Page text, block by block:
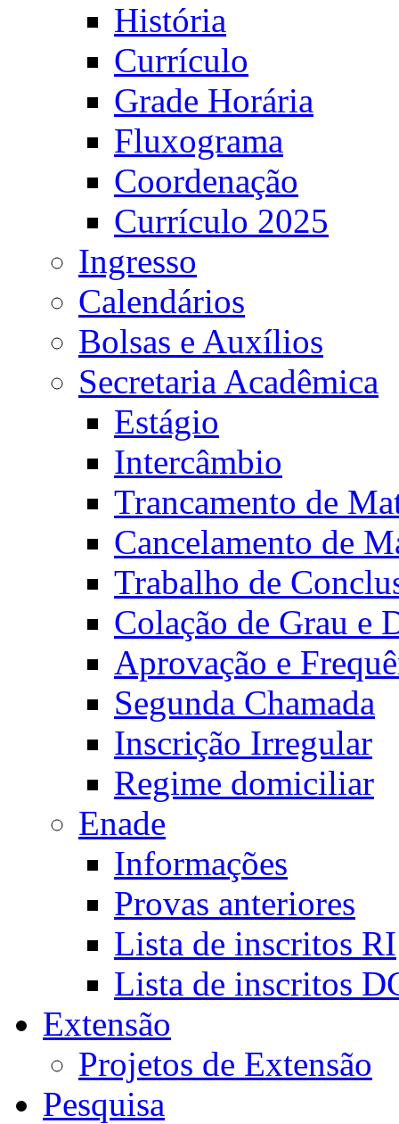
História
Currículo
Grade Horária
Fluxograma
Coordenação
Currículo 2025
Ingresso
Calendários
Bolsas e Auxílios
Secretaria Acadêmica
Estágio
Intercâmbio
Trancamento de
Cancelamento de
Trabalho de
Colação de Grau e
Aprovação e
Segunda Chamada
Inscrição Irregular
Regime domiciliar
Enade
Informações
Provas anteriores
Lista de inscritos RI
Lista de inscritos
Extensão
Projetos de Extensão
Pesquisa